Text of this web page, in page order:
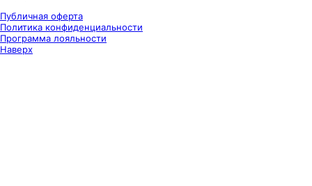
Публичная оферта
Политика конфиденциальности
Программа лояльности
Наверх